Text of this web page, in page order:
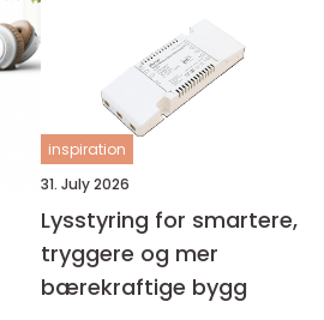
inspiration
31. July 2026
Lysstyring for smartere,
tryggere og mer
bærekraftige bygg